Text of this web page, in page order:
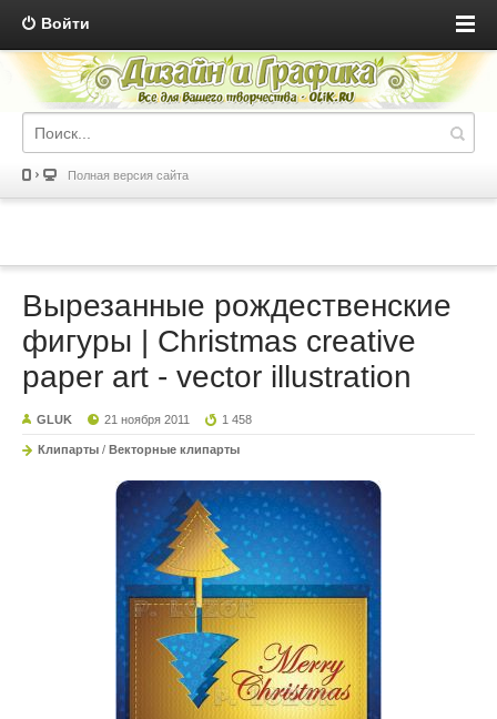
Войти
Полная версия сайта
Вырезанные рождественские
фигуры | Christmas creative
paper art - vector illustration
GLUK 21 ноября 2011 1 458
Клипарты / Векторные клипарты